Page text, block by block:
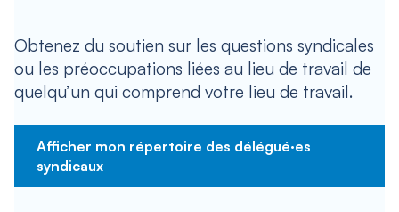
Obtenez du soutien sur les questions syndicales
ou les préoccupations liées au lieu de travail de
quelqu’un qui comprend votre lieu de travail.
Afficher mon répertoire des délégué·es
syndicaux